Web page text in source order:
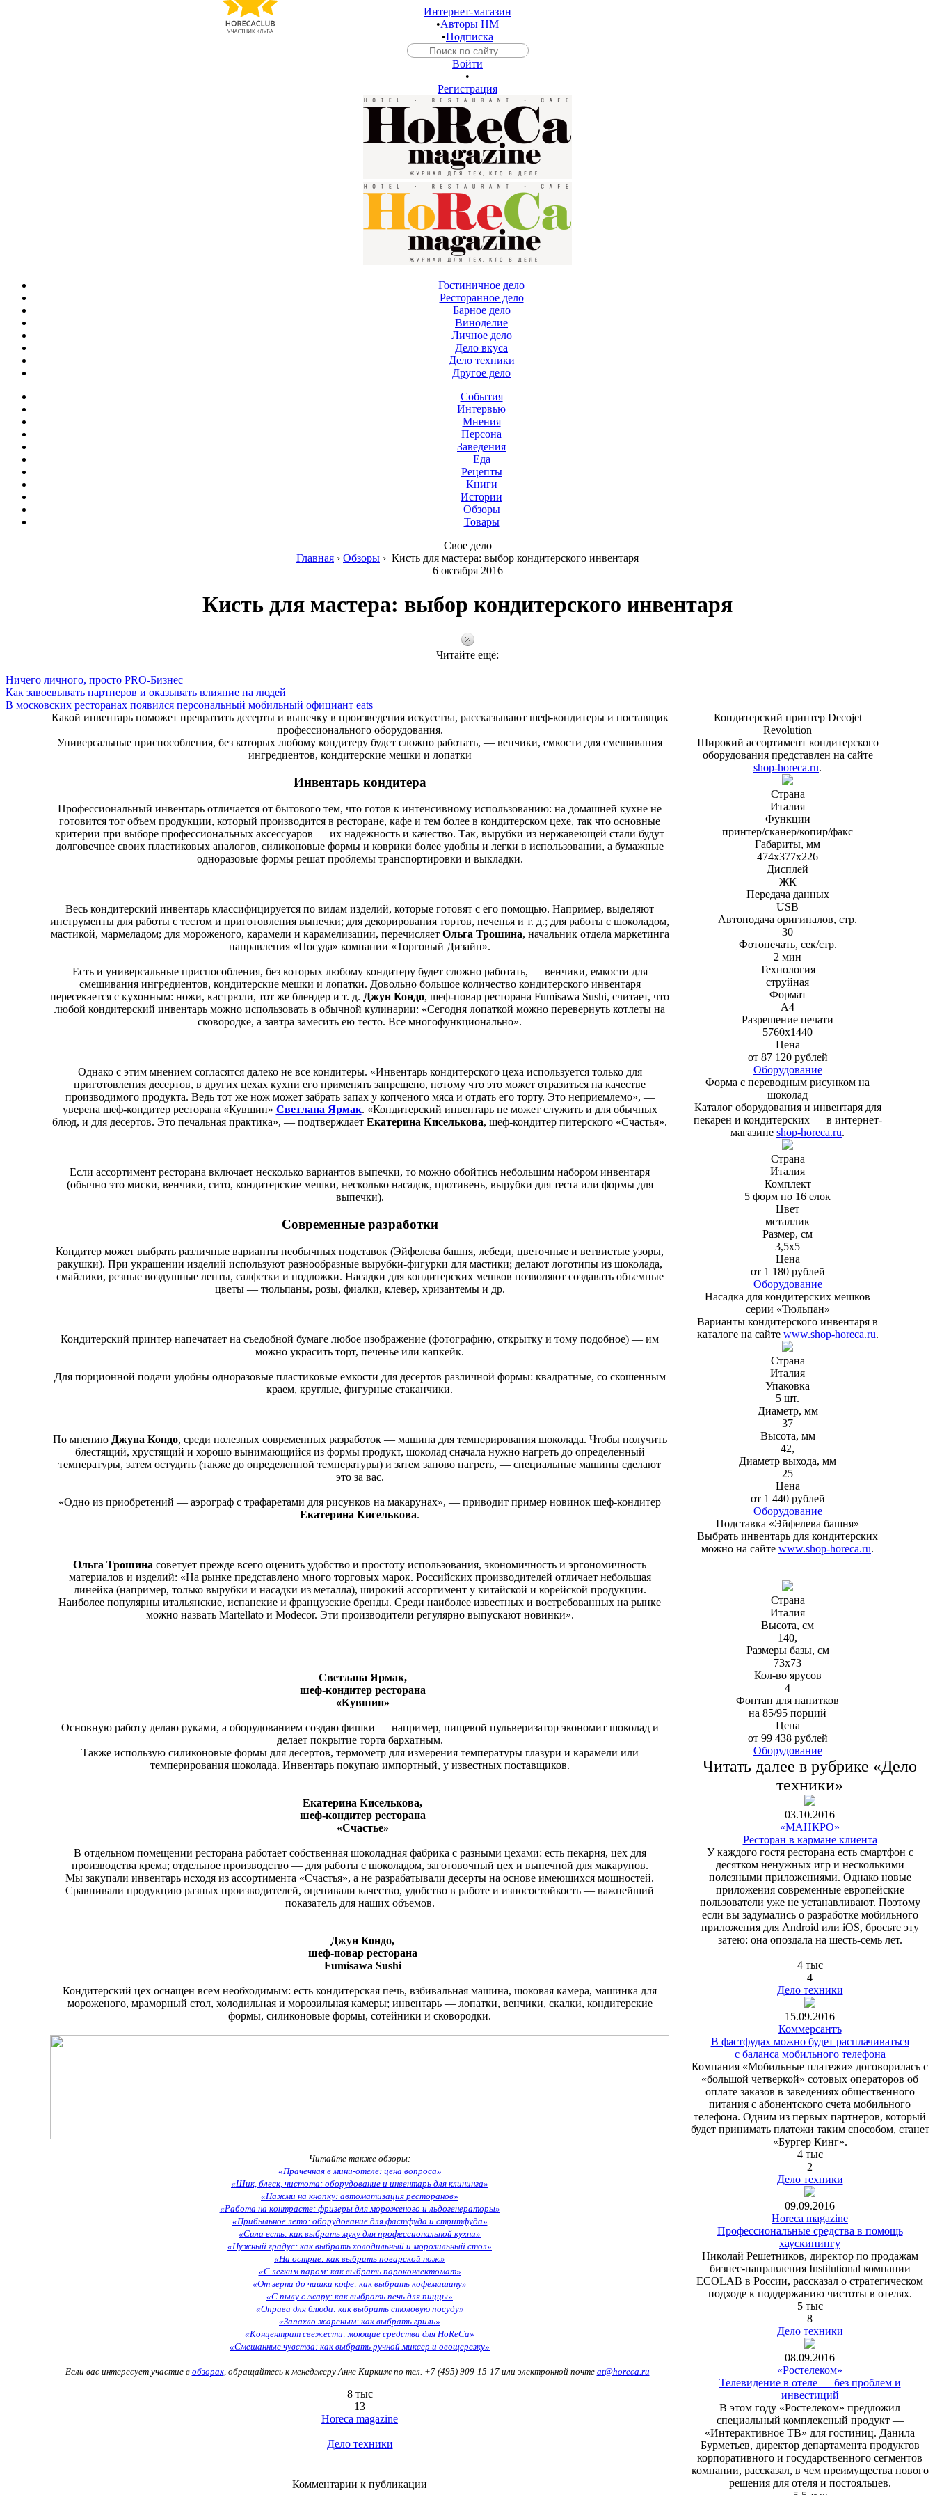
Интернет-магазин
•Авторы HM
•Подписка
Войти
•
Регистрация
Гостиничное дело
Ресторанное дело
Барное дело
Виноделие
Личное дело
Дело вкуса
Дело техники
Другое дело
События
Интервью
Мнения
Персона
Заведения
Еда
Рецепты
Книги
Истории
Обзоры
Товары
Свое дело
Главная › Обзоры › Кисть для мастера: выбор кондитерского инвентаря
6 октября 2016
Кисть для мастера: выбор кондитерского инвентаря
Читайте ещё:
Ничего личного, просто PRO-Бизнес
Как завоевывать партнеров и оказывать влияние на людей
В московских ресторанах появился персональный мобильный официант eats
Какой инвентарь поможет превратить десерты и выпечку в произведения искусства, рассказывают шеф-кондитеры и поставщик
профессионального оборудования.
Универсальные приспособления, без которых любому кондитеру будет сложно работать, — венчики, емкости для смешивания
ингредиентов, кондитерские мешки и лопатки
Инвентарь кондитера
Профессиональный инвентарь отличается от бытового тем, что готов к интенсивному использованию: на домашней кухне не
готовится тот объем продукции, который производится в ресторане, кафе и тем более в кондитерском цехе, так что основные
критерии при выборе профессиональных аксессуаров — их надежность и качество. Так, вырубки из нержавеющей стали будут
долговечнее своих пластиковых аналогов, силиконовые формы и коврики более удобны и легки в использовании, а бумажные
одноразовые формы решат проблемы транспортировки и выкладки.
Весь кондитерский инвентарь классифицируется по видам изделий, которые готовят с его помощью. Например, выделяют
инструменты для работы с тестом и приготовления выпечки; для декорирования тортов, печенья и т. д.; для работы с шоколадом,
мастикой, мармеладом; для мороженого, карамели и карамелизации, перечисляет Ольга Трошина, начальник отдела маркетинга
направления «Посуда» компании «Торговый Дизайн».
Есть и универсальные приспособления, без которых любому кондитеру будет сложно работать, — венчики, емкости для
смешивания ингредиентов, кондитерские мешки и лопатки. Довольно большое количество кондитерского инвентаря
пересекается с кухонным: ножи, кастрюли, тот же блендер и т. д. Джун Кондо, шеф-повар ресторана Fumisawa Sushi, считает, что
любой кондитерский инвентарь можно использовать в обычной кулинарии: «Сегодня лопаткой можно перевернуть котлеты на
сковородке, а завтра замесить ею тесто. Все многофункционально».
Однако с этим мнением согласятся далеко не все кондитеры. «Инвентарь кондитерского цеха используется только для
приготовления десертов, в других цехах кухни его применять запрещено, потому что это может отразиться на качестве
производимого продукта. Ведь тот же нож может забрать запах у копченого мяса и отдать его торту. Это неприемлемо», —
уверена шеф-кондитер ресторана «Кувшин» Светлана Ярмак. «Кондитерский инвентарь не может служить и для обычных
блюд, и для десертов. Это печальная практика», — подтверждает Екатерина Киселькова, шеф-кондитер питерского «Счастья».
Если ассортимент ресторана включает несколько вариантов выпечки, то можно обойтись небольшим набором инвентаря
(обычно это миски, венчики, сито, кондитерские мешки, несколько насадок, противень, вырубки для теста или формы для
выпечки).
Современные разработки
Кондитер может выбрать различные варианты необычных подставок (Эйфелева башня, лебеди, цветочные и ветвистые узоры,
ракушки). При украшении изделий используют разнообразные вырубки-фигурки для мастики; делают логотипы из шоколада,
смайлики, резные воздушные ленты, салфетки и подложки. Насадки для кондитерских мешков позволяют создавать объемные
цветы — тюльпаны, розы, фиалки, клевер, хризантемы и др.
Кондитерский принтер напечатает на съедобной бумаге любое изображение (фотографию, открытку и тому подобное) — им
можно украсить торт, печенье или капкейк.
Для порционной подачи удобны одноразовые пластиковые емкости для десертов различной формы: квадратные, со скошенным
краем, круглые, фигурные стаканчики.
По мнению Джуна Кондо, среди полезных современных разработок — машина для темперирования шоколада. Чтобы получить
блестящий, хрустящий и хорошо вынимающийся из формы продукт, шоколад сначала нужно нагреть до определенный
температуры, затем остудить (также до определенной температуры) и затем заново нагреть, — специальные машины сделают
это за вас.
«Одно из приобретений — аэрограф с трафаретами для рисунков на макарунах», — приводит пример новинок шеф-кондитер
Екатерина Киселькова.
Ольга Трошина советует прежде всего оценить удобство и простоту использования, экономичность и эргономичность
материалов и изделий: «На рынке представлено много торговых марок. Российских производителей отличает небольшая
линейка (например, только вырубки и насадки из металла), широкий ассортимент у китайской и корейской продукции.
Наиболее популярны итальянские, испанские и французские бренды. Среди наиболее известных и востребованных на рынке
можно назвать Martellato и Modecor. Эти производители регулярно выпускают новинки».
Светлана Ярмак,
шеф-кондитер ресторана
«Кувшин»
Основную работу делаю руками, а оборудованием создаю фишки — например, пищевой пульверизатор экономит шоколад и
делает покрытие торта бархатным.
Также использую силиконовые формы для десертов, термометр для измерения температуры глазури и карамели или
темперирования шоколада. Инвентарь покупаю импортный, у известных поставщиков.
Екатерина Киселькова,
шеф-кондитер ресторана
«Счастье»
В отдельном помещении ресторана работает собственная шоколадная фабрика с разными цехами: есть пекарня, цех для
производства крема; отдельное производство — для работы с шоколадом, заготовочный цех и выпечной для макарунов.
Мы закупали инвентарь исходя из ассортимента «Счастья», а не разрабатывали десерты на основе имеющихся мощностей.
Сравнивали продукцию разных производителей, оценивали качество, удобство в работе и износостойкость — важнейший
показатель для наших объемов.
Джун Кондо,
шеф-повар ресторана
Fumisawa Sushi
Кондитерский цех оснащен всем необходимым: есть кондитерская печь, взбивальная машина, шоковая камера, машинка для
мороженого, мраморный стол, холодильная и морозильная камеры; инвентарь — лопатки, венчики, скалки, кондитерские
формы, силиконовые формы, сотейники и сковородки.
Читайте также обзоры:
«Прачечная в мини-отеле: цена вопроса»
«Шик, блеск, чистота: оборудование и инвентарь для клининга»
«Нажми на кнопку: автоматизация ресторанов»
«Работа на контрасте: фризеры для мороженого и льдогенераторы»
«Прибыльное лето: оборудование для фастфуда и стритфуда»
«Сила есть: как выбрать муку для профессиональной кухни»
«Нужный градус: как выбрать холодильный и морозильный стол»
«На острие: как выбрать поварской нож»
«С легким паром: как выбрать пароконвектомат»
«От зерна до чашки кофе: как выбрать кофемашину»
«С пылу с жару: как выбрать печь для пиццы»
«Оправа для блюда: как выбрать столовую посуду»
«Запахло жареным: как выбрать гриль»
«Концентрат свежести: моющие средства для HoReCa»
«Смешанные чувства: как выбрать ручной миксер и овощерезку»
Если вас интересует участие в обзорах, обращайтесь к менеджеру Анне Киркиж по тел. +7 (495) 909-15-17 или электронной почте at@horeca.ru
8 тыс
13
Horeca magazine
Дело техники
Комментарии к публикации
Кондитерский принтер Decojet
Revolution
Широкий ассортимент кондитерского
оборудования представлен на сайте
shop-horeca.ru.
Страна
Италия
Функции
принтер/сканер/копир/факс
Габариты, мм
474x377x226
Дисплей
ЖК
Передача данных
USB
Автоподача оригиналов, стр.
30
Фотопечать, сек/стр.
2 мин
Технология
струйная
Формат
A4
Разрешение печати
5760х1440
Цена
от 87 120 рублей
Оборудование
Форма с переводным рисунком на
шоколад
Каталог оборудования и инвентаря для
пекарен и кондитерских — в интернет-
магазине shop-horeca.ru.
Страна
Италия
Комплект
5 форм по 16 елок
Цвет
металлик
Размер, см
3,5х5
Цена
от 1 180 рублей
Оборудование
Насадка для кондитерских мешков
серии «Тюльпан»
Варианты кондитерского инвентаря в
каталоге на сайте www.shop-horeca.ru.
Страна
Италия
Упаковка
5 шт.
Диаметр, мм
37
Высота, мм
42,
Диаметр выхода, мм
25
Цена
от 1 440 рублей
Оборудование
Подставка «Эйфелева башня»
Выбрать инвентарь для кондитерских
можно на сайте www.shop-horeca.ru.
Страна
Италия
Высота, см
140,
Размеры базы, см
73х73
Кол-во ярусов
4
Фонтан для напитков
на 85/95 порций
Цена
от 99 438 рублей
Оборудование
Читать далее в рубрике «Дело
техники»
03.10.2016
«МАНКРО»
Ресторан в кармане клиента
У каждого гостя ресторана есть смартфон с
десятком ненужных игр и несколькими
полезными приложениями. Однако новые
приложения современные европейские
пользователи уже не устанавливают. Поэтому
если вы задумались о разработке мобильного
приложения для Android или iOS, бросьте эту
затею: она опоздала на шесть-семь лет.
4 тыс
4
Дело техники
15.09.2016
Коммерсантъ
В фастфудах можно будет расплачиваться
с баланса мобильного телефона
Компания «Мобильные платежи» договорилась с
«большой четверкой» сотовых операторов об
оплате заказов в заведениях общественного
питания с абонентского счета мобильного
телефона. Одним из первых партнеров, который
будет принимать платежи таким способом, станет
«Бургер Кинг».
4 тыс
2
Дело техники
09.09.2016
Horeca magazine
Профессиональные средства в помощь
хаускипингу
Николай Решетников, директор по продажам
бизнес-направления Institutional компании
ECOLAB в России, рассказал о стратегическом
подходе к поддержанию чистоты в отелях.
5 тыс
8
Дело техники
08.09.2016
«Ростелеком»
Телевидение в отеле — без проблем и
инвестиций
В этом году «Ростелеком» предложил
специальный комплексный продукт —
«Интерактивное ТВ» для гостиниц. Данила
Бурметьев, директор департамента продуктов
корпоративного и государственного сегментов
компании, рассказал, в чем преимущества нового
решения для отеля и постояльцев.